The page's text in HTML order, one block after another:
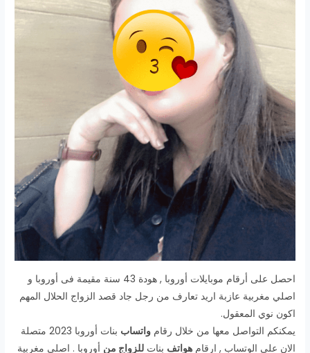
احصل على أرقام موبايلات أوروبا , هودة 43 سنة مقيمة فى أوروبا و
اصلي مغربية عازبة اريد تعارف من رجل جاد قصد الزواج الحلال المهم
اكون نوي المعقول.
يمكنكم التواصل معها من خلال رقامواتساب
بنات أوروبا 2023 متصلة
الان على الوتساب , ارقامهواتف بناتللزواج من أوروبا . اصلي مغربية